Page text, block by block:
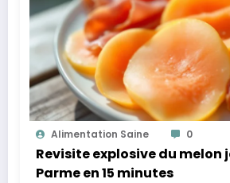
Alimentation Saine 0
Revisite explosive du melon
Parme en 15 minutes